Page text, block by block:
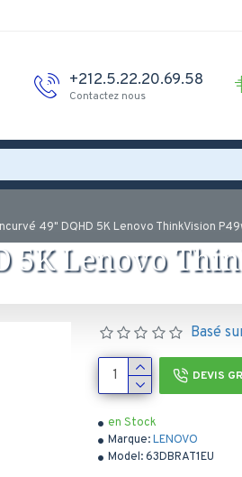
+212.5.22.20.69.58
Contactez nous
49" DQHD 5K Lenovo ThinkVision
5K Lenovo
en Stock
Marque:LENOVO
Model:63DBRAT1EU
Basé
DEVIS